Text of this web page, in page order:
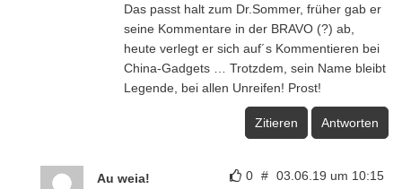
Das passt halt zum Dr.Sommer, früher gab er
seine Kommentare in der BRAVO (?) ab,
heute verlegt er sich auf´s Kommentieren bei
China-Gadgets … Trotzdem, sein Name bleibt
Legende, bei allen Unreifen! Prost!
Zitieren Antworten
0 # 03.06.19 um 10:15
Au weia!